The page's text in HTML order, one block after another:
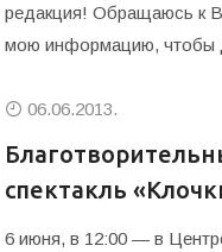
редакция! Обращаюсь к
мою информацию, чтобы
06.06.2013.
спектакль
6 июня, в 12:00 — в